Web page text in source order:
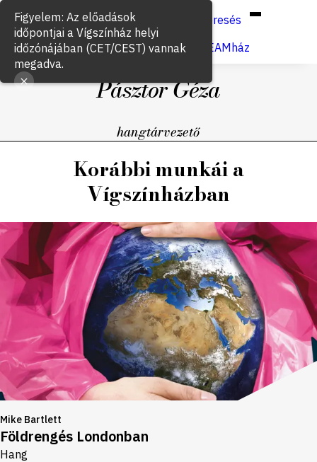
Keresés
Jegyvásárlás
VígSTREAMház
Pásztor Géza
hangtárvezető
Korábbi munkái a
Vígszínházban
Mike Bartlett
Földrengés Londonban
Hang
Figyelem: Az előadások
időpontjai a Vígszínház helyi
időzónájában (CET/CEST) vannak
megadva.